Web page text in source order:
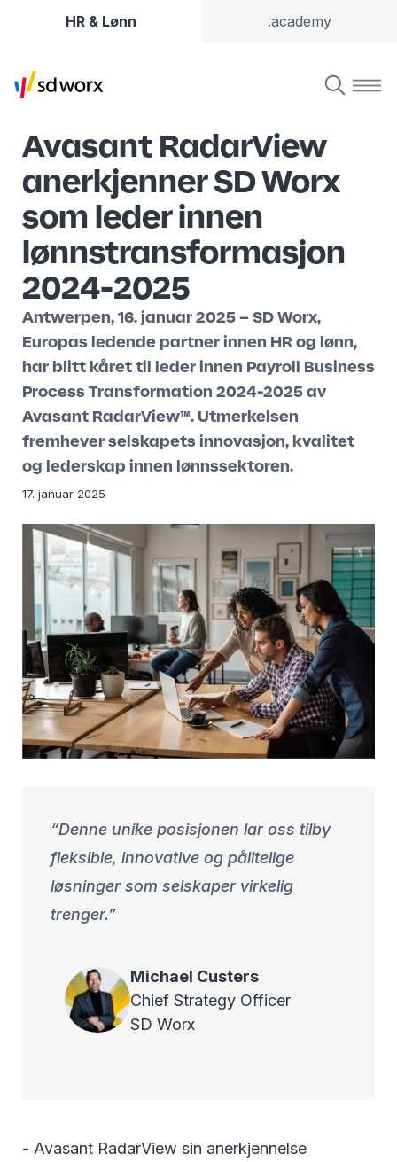
HR & Lønn .academy
Avasant RadarView
anerkjenner SD Worx
som leder innen
lønnstransformasjon
2024-2025
Antwerpen, 16. januar 2025 – SD Worx,
Europas ledende partner innen HR og lønn,
har blitt kåret til leder innen Payroll Business
Process Transformation 2024-2025 av
Avasant RadarView™. Utmerkelsen
fremhever selskapets innovasjon, kvalitet
og lederskap innen lønnssektoren.
17. januar 2025
Denne unike posisjonen lar oss tilby
fleksible, innovative og pålitelige
løsninger som selskaper virkelig
trenger.
Michael Custers
Chief Strategy Officer
SD Worx
- Avasant RadarView sin anerkjennelse